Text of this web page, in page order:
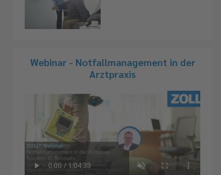
Webinar - Notfallmanagement in der
Arztpraxis